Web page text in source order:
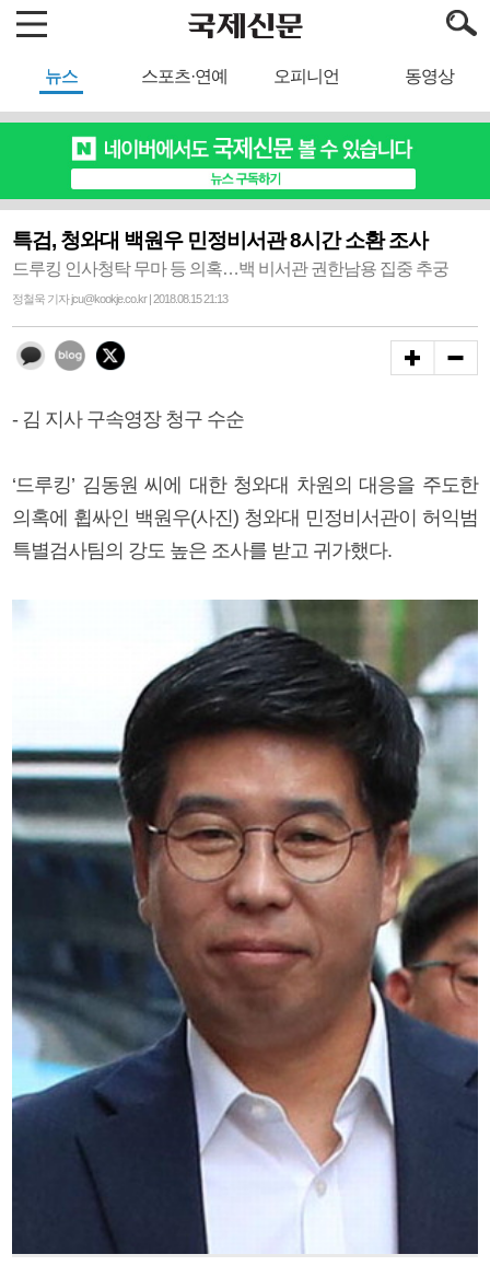
뉴스 스포츠·연예 오피니언 동영상
특검, 청와대 백원우 민정비서관 8시간 소환 조사
드루킹 인사청탁 무마 등 의혹…백 비서관 권한남용 집중 추궁
정철욱 기자 jcu@kookje.co.kr | 2018.08.15 21:13
- 김 지사 구속영장 청구 수순
‘드루킹’ 김동원 씨에 대한 청와대 차원의 대응을 주도한
의혹에 휩싸인 백원우(사진) 청와대 민정비서관이 허익범
특별검사팀의 강도 높은 조사를 받고 귀가했다.